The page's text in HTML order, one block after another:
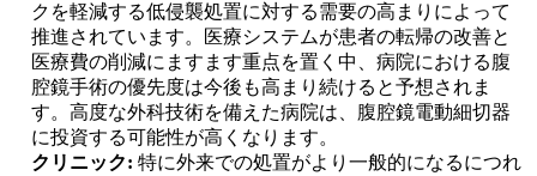
クを軽減する低侵襲処置に対する需要の高まりによって
推進されています。医療システムが患者の転帰の改善と
医療費の削減にますます重点を置く中、病院における腹
腔鏡手術の優先度は今後も高まり続けると予想されま
す。高度な外科技術を備えた病院は、腹腔鏡電動細切器
に投資する可能性が高くなります。
クリニック: 特に外来での処置がより一般的になるにつれ